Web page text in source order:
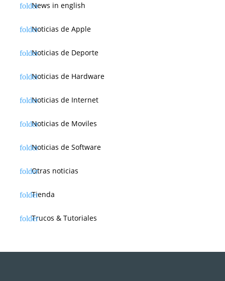
News in english
Noticias de Apple
Noticias de Deporte
Noticias de Hardware
Noticias de Internet
Noticias de Moviles
Noticias de Software
Otras noticias
Tienda
Trucos & Tutoriales